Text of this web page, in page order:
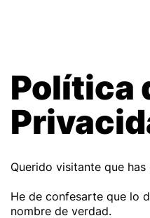
Política
Querido visitante que
He de confesarte que lo
nombre de verdad.